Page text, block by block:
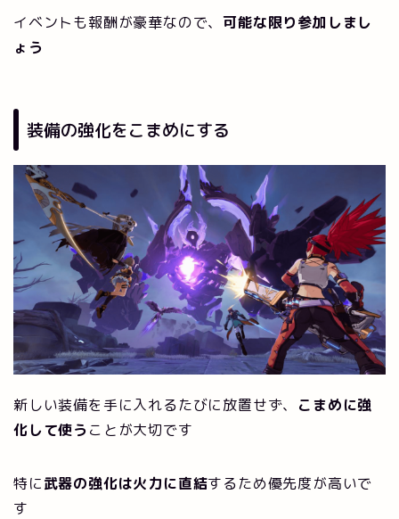
イベントも報酬が豪華なので、可能な限り参加しまし
ょう
装備の強化をこまめにする
新しい装備を手に入れるたびに放置せず、 こまめに強
化して使う ことが大切です
特に武器の強化は火力に直結するため優先度が高いで
す